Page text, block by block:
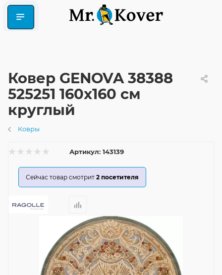
Ковер GENOVA 38388
525251 160x160 см
круглый
Ковры
Артикул: 143139
Сейчас товар смотрит 2 посетителя